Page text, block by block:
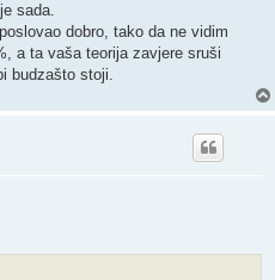
sada.
dobro, tako da ne vidim
a ta vaša teorija zavjere sruši
budzašto stoji.